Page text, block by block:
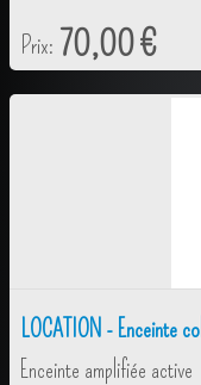
Prix: 70,00 €
LOCATION - Enceinte
Enceinte amplifiée active